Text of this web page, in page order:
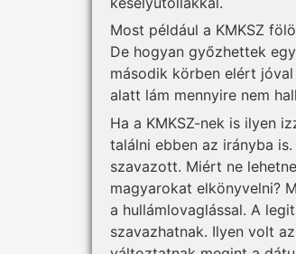
Most például a KMKSZ
De hogyan győzhettek
második körben elért
alatt lám mennyire nem
Ha a KMKSZ-nek is ilyen
találni ebben az irányba
szavazott. Miért ne
magyarokat elkönyvelni?
a hullámlovaglással. A
szavazhatnak. Ilyen volt